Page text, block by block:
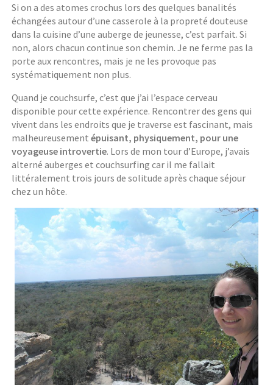
Si on a des atomes crochus lors des quelques banalités
échangées autour d’une casserole à la propreté douteuse
dans la cuisine d’une auberge de jeunesse, c’est parfait. Si
non, alors chacun continue son chemin. Je ne ferme pas la
porte aux rencontres, mais je ne les provoque pas
systématiquement non plus.
Quand je couchsurfe, c’est que j’ai l’espace cerveau
disponible pour cette expérience. Rencontrer des gens qui
vivent dans les endroits que je traverse est fascinant, mais
malheureusementépuisant, physiquement, pour une
voyageuse introvertie. Lors de mon tour d’Europe, j’avais
alterné auberges et couchsurfing car il me fallait
littéralement trois jours de solitude après chaque séjour
chez un hôte.